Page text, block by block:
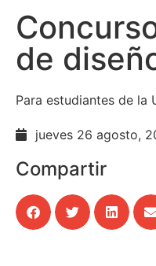
de
Para estudiantes de la
jueves 26 agosto,
Compartir